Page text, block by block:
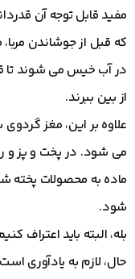
مفید قابل توجه آن
در آب خیس می شوند تا
از بین ببرند.
علاوه بر این، مغز
می شود. در پخت و پز و
ماده به محصولات
شود.
بله، البته باید اعتراف
حال، لازم به یادآوری